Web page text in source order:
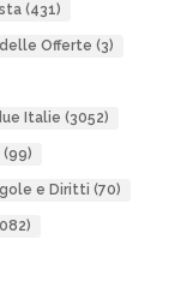
(431)
delle Offerte (3)
Italie (3052)
(99)
e Diritti (70)